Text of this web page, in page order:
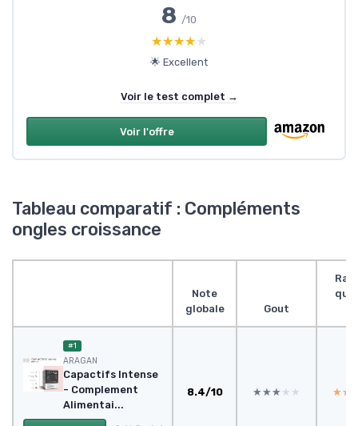
8 /10
★★★★★
★★★★★
🌟 Excellent
Voir le test complet →
Voir l'offre
Tableau comparatif : Compléments
ongles croissance
Note
globale
Gout
#1
ARAGAN
Capactifs Intense
- Complement
Alimentai...
8.4/10 ★★★★★
★★★★★